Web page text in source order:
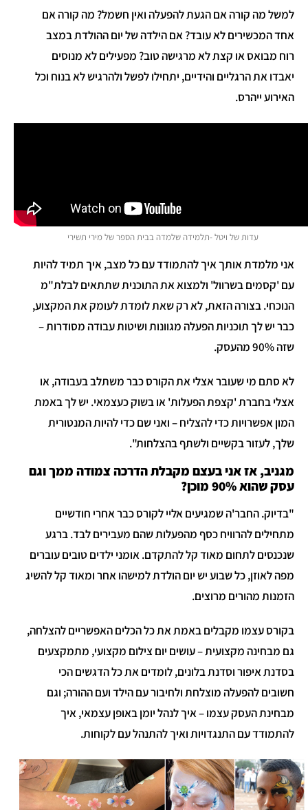
למשל מה קורה אם הגעת להפעלה ואין חשמל? מה קורה אם
אחד המכשירים לא עובד? אם הילדה של יום ההולדת במצב
רוח מבואס או קצת לא מרגישה טוב? מפעילים לא מנוסים
יאבדו את הרגליים והידיים, יתחילו לפשל ולהרגיש לא בנוח וכל
האירוע ייהרס.
עדות של ויטל -תלמידה שלמדה בבית הספר של מירי תשירי
אני מלמדת אותך איך להתמודד עם כל מצב, איך תמיד להיות
עם 'קסמים בשרוול' ולמצוא את התוכנית שתתאים לבלת"מ
הנוכחי. בצורה הזאת, לא רק שאת לומדת לעומק את המקצוע,
כבר יש לך תוכניות הפעלה מגוונות ושיטות עבודה מסודרות –
שזה 90% מהעסק.
לא סתם מי שעובר אצלי את הקורס כבר משתלב בעבודה, או
אצלי בחברת 'קצפת הפעלות' או בשוק כעצמאי. יש לך באמת
המון אפשרויות כדי להצליח – ואני שם כדי להיות המנטורית
שלך, לעזור בקשיים ולשתף בהצלחות".
מגניב, אז אני בעצם מקבלת הדרכה צמודה ממך וגם
עסק שהוא 90% מוכן?
"בדיוק. החבר'ה שמגיעים אליי לקורס כבר אחרי חודשיים
מתחילים להרוויח כסף מהפעלות שהם מעבירים לבד. ברגע
שנכנסים לתחום מאוד קל להתקדם. אומני ילדים טובים עוברים
מפה לאוזן, כל שבוע יש יום הולדת למישהו אחר ומאוד קל להשיג
הזמנות מהורים מרוצים.
בקורס עצמו מקבלים באמת את כל הכלים האפשריים להצלחה,
גם מבחינה מקצועית – עושים יום צילום מקצועי, מתמקצעים
בסדנת איפור וסדנת בלונים, לומדים את כל הדגשים הכי
חשובים להפעלה מוצלחת ולחיבור עם הילד ועם ההורה; וגם
מבחינת העסק עצמו – איך לנהל יומן באופן עצמאי, איך
להתמודד עם התנגדויות ואיך להתנהל עם לקוחות.